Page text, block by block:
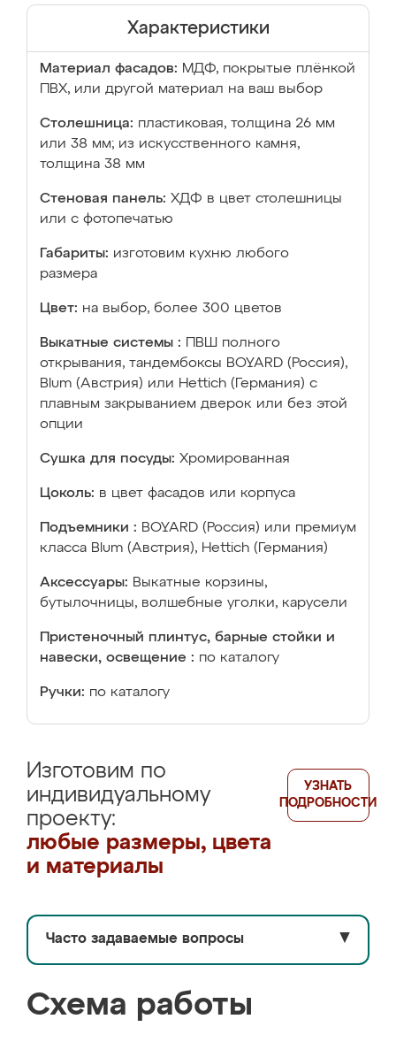
Характеристики
Материал фасадов: МДФ, покрытые плёнкой
ПВХ, или другой материал на ваш выбор
Столешница: пластиковая, толщина 26 мм
или 38 мм; из искусственного камня,
толщина 38 мм
Стеновая панель: ХДФ в цвет столешницы
или с фотопечатью
Габариты: изготовим кухню любого
размера
Цвет: на выбор, более 300 цветов
Выкатные системы :
ПВШ полного
открывания, тандембоксы BOYARD (Россия),
Blum (Австрия) или Hettich (Германия) с
плавным закрыванием дверок или без этой
опции
Сушка для посуды: Хромированная
Цоколь: в цвет фасадов или корпуса
Подъемники : BOYARD (Россия) или премиум
класса Blum (Австрия), Hettich (Германия)
Аксессуары: Выкатные корзины,
бутылочницы, волшебные уголки, карусели
Пристеночный плинтус, барные стойки и
навески, освещение : по каталогу
Ручки: по каталогу
Изготовим по
индивидуальному
проекту:
любые размеры, цвета
и материалы
УЗНАТЬ
ПОДРОБНОСТИ
Часто задаваемые вопросы ▼
Схема работы